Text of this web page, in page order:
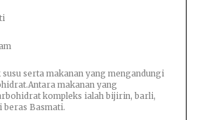
susu serta makanan yang mengandungi
makanan yang
kompleks ialah bijirin, barli,
beras Basmati.